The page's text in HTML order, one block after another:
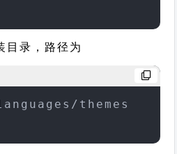
目录，路径为
themes